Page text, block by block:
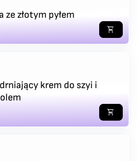
ze złotym pyłem
shopping_cart
krem do szyi i
shopping_cart